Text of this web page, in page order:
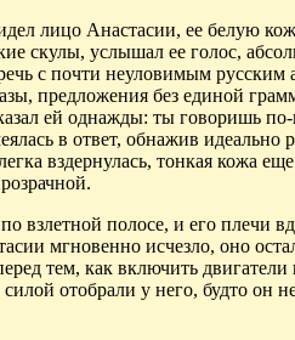
лицо Анастасии, ее белую
скулы, услышал ее голос,
с почти неуловимым русским
предложения без единой
ей однажды: ты говоришь по-
в ответ, обнажив идеально
вздернулась, тонкая кожа
взлетной полосе, и его плечи
мгновенно исчезло, оно
тем, как включить
силой отобрали у него, будто он